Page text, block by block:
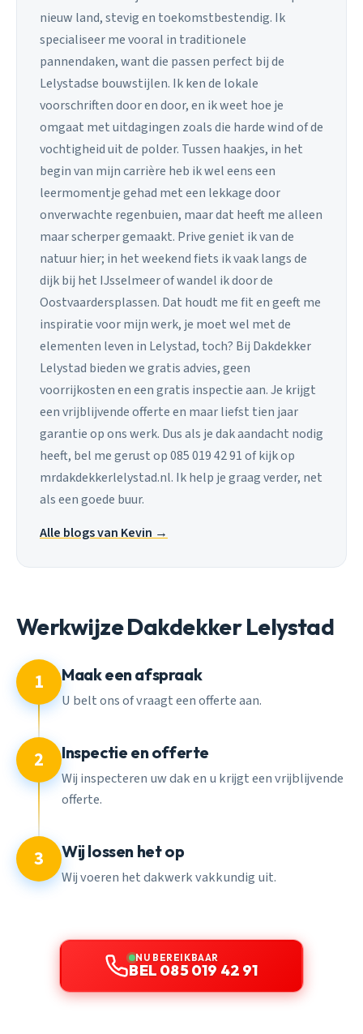
nieuw land, stevig en toekomstbestendig. Ik
specialiseer me vooral in traditionele
pannendaken, want die passen perfect bij de
Lelystadse bouwstijlen. Ik ken de lokale
voorschriften door en door, en ik weet hoe je
omgaat met uitdagingen zoals die harde wind of de
vochtigheid uit de polder. Tussen haakjes, in het
begin van mijn carrière heb ik wel eens een
leermomentje gehad met een lekkage door
onverwachte regenbuien, maar dat heeft me alleen
maar scherper gemaakt. Prive geniet ik van de
natuur hier; in het weekend fiets ik vaak langs de
dijk bij het IJsselmeer of wandel ik door de
Oostvaardersplassen. Dat houdt me fit en geeft me
inspiratie voor mijn werk, je moet wel met de
elementen leven in Lelystad, toch? Bij Dakdekker
Lelystad bieden we gratis advies, geen
voorrijkosten en een gratis inspectie aan. Je krijgt
een vrijblijvende offerte en maar liefst tien jaar
garantie op ons werk. Dus als je dak aandacht nodig
heeft, bel me gerust op 085 019 42 91 of kijk op
mrdakdekkerlelystad.nl. Ik help je graag verder, net
als een goede buur.
Alle blogs van Kevin →
Werkwijze Dakdekker Lelystad
1 Maak een afspraak
U belt ons of vraagt een offerte aan.
2 Inspectie en offerte
Wij inspecteren uw dak en u krijgt een vrijblijvende
offerte.
3 Wij lossen het op
Wij voeren het dakwerk vakkundig uit.
NU BEREIKBAAR
BEL 085 019 42 91